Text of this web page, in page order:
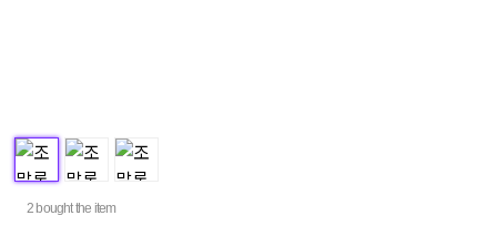
2 bought the item